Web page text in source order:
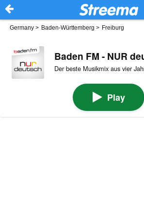
Germany > Baden-Württemberg > Freiburg
Baden FM - NUR
Der beste Musikmix aus vier
Play